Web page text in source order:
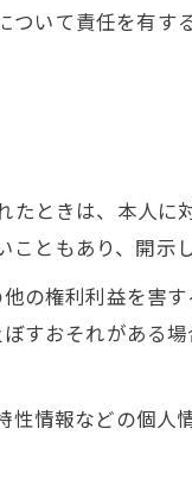
ついて責任を有す
たときは、本人
ともあり、開示
の権利利益を害
すおそれがある
情報などの個人